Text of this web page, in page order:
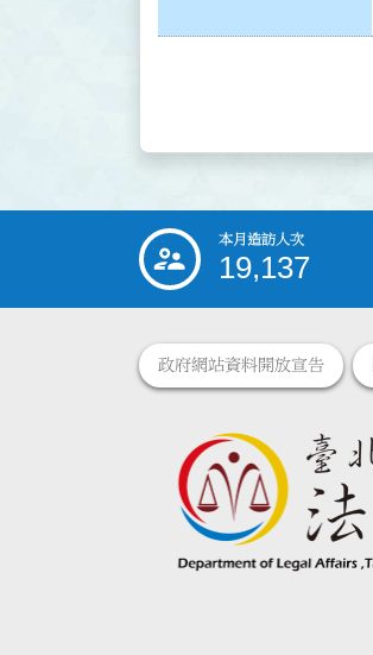
::: 本月造訪人次
19,137
政府網站資料開放宣告